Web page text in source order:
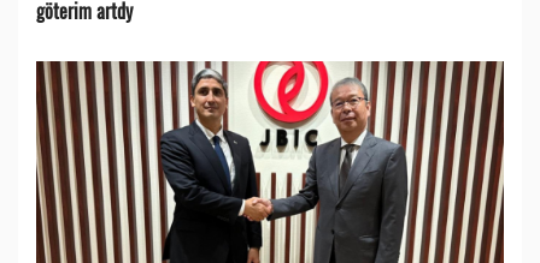
göterim artdy